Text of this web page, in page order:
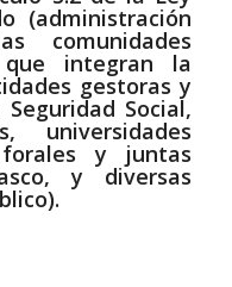
(administración
que integran la
gestoras y
Social,
universidades
forales y juntas
y diversas